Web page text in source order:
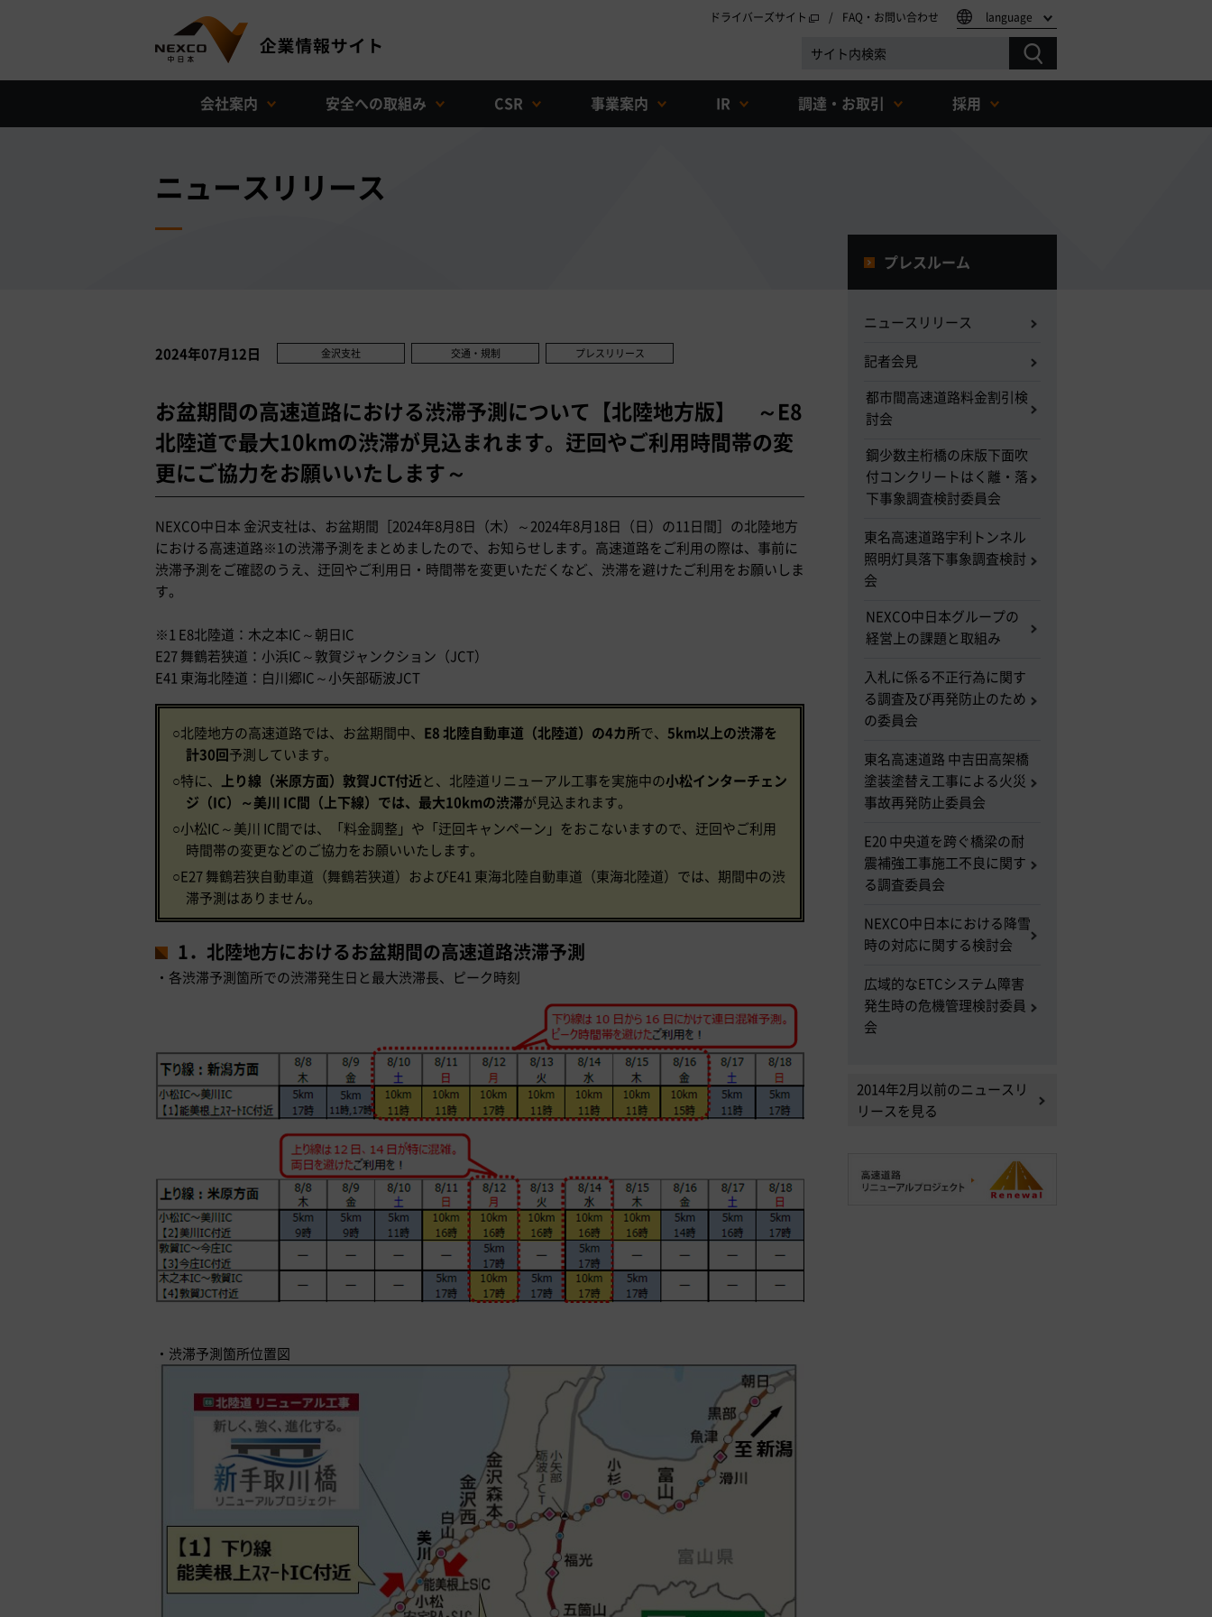
ドライバーズサイト FAQ・お問い合わせ language
会社案内 安全への取組み CSR 事業案内 IR 調達・お取引 採用
ニュースリリース
2024年07月12日 金沢支社 交通・規制 プレスリリース
お盆期間の高速道路における渋滞予測について【北陸地方版】 ～E8
北陸道で最大10kmの渋滞が見込まれます。迂回やご利用時間帯の変
更にご協力をお願いいたします～
NEXCO中日本 金沢支社は、お盆期間［2024年8月8日（木）～2024年8月18日（日）の11日間］の北陸地方
における高速道路※1の渋滞予測をまとめましたので、お知らせします。高速道路をご利用の際は、事前に
渋滞予測をご確認のうえ、迂回やご利用日・時間帯を変更いただくなど、渋滞を避けたご利用をお願いしま
す。
※1 E8北陸道：木之本IC～朝日IC
E27 舞鶴若狭道：小浜IC～敦賀ジャンクション（JCT）
E41 東海北陸道：白川郷IC～小矢部砺波JCT
○北陸地方の高速道路では、お盆期間中、 E8 北陸自動車道（北陸道）の4カ所で、 5km以上の渋滞を
計30回予測しています。
○特に、 上り線（米原方面）敦賀JCT付近と、北陸道リニューアル工事を実施中の小松インターチェン
ジ（IC）～美川 IC間（上下線）では、最大10kmの渋滞が見込まれます。
○小松IC～美川 IC間では、「料金調整」や「迂回キャンペーン」をおこないますので、迂回やご利用
時間帯の変更などのご協力をお願いいたします。
○E27 舞鶴若狭自動車道（舞鶴若狭道）およびE41 東海北陸自動車道（東海北陸道）では、期間中の渋
滞予測はありません。
1．北陸地方におけるお盆期間の高速道路渋滞予測
・各渋滞予測箇所での渋滞発生日と最大渋滞長、ピーク時刻
・渋滞予測箇所位置図
プレスルーム
ニュースリリース
記者会見
都市間高速道路料金割引検
討会
鋼少数主桁橋の床版下面吹
付コンクリートはく離・落
下事象調査検討委員会
東名高速道路宇利トンネル
照明灯具落下事象調査検討
会
NEXCO中日本グループの
経営上の課題と取組み
入札に係る不正行為に関す
る調査及び再発防止のため
の委員会
東名高速道路 中吉田高架橋
塗装塗替え工事による火災
事故再発防止委員会
E20 中央道を跨ぐ橋梁の耐
震補強工事施工不良に関す
る調査委員会
NEXCO中日本における降雪
時の対応に関する検討会
広域的なETCシステム障害
発生時の危機管理検討委員
会
2014年2月以前のニュースリ
リースを見る